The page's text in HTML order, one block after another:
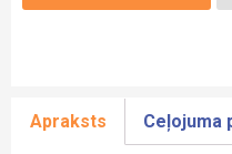
Apraksts Ceļojuma